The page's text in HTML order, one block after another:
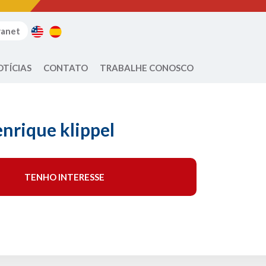
CONTATO TRABALHE CONOSCO
klippel
TENHO INTERESSE